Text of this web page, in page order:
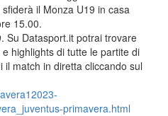
il Monza U19 in casa
15.00.
. Su Datasport.it potrai trovare
highlights di tutte le partite di
match in diretta cliccando sul
primavera.html